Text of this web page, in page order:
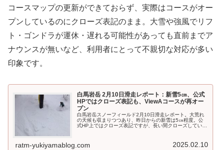
コースマップの更新ができておらず、実際はコースがオー
プンしているのにクローズ表記のまま。大雪や強風でリフ
ト・ゴンドラが運休・遅れる可能性があっても直前までア
ナウンスが無いなど、利用者にとって不親切な対応が多い
印象です。
白馬岩岳 2月10日滑走レポート：新雪5㎝、公式
HPではクローズ表記も、ViewAコースが再オー
プン
白馬岩岳スノーフィールド2月10日滑走レポート。大荒れ
の天候も収まりつつあり、昨日からの新雪は5㎝程度。公
式HP上ではクローズ表記ですが、長い間クローズしていた
ratm-yukiyamablog.com 2025.02.10